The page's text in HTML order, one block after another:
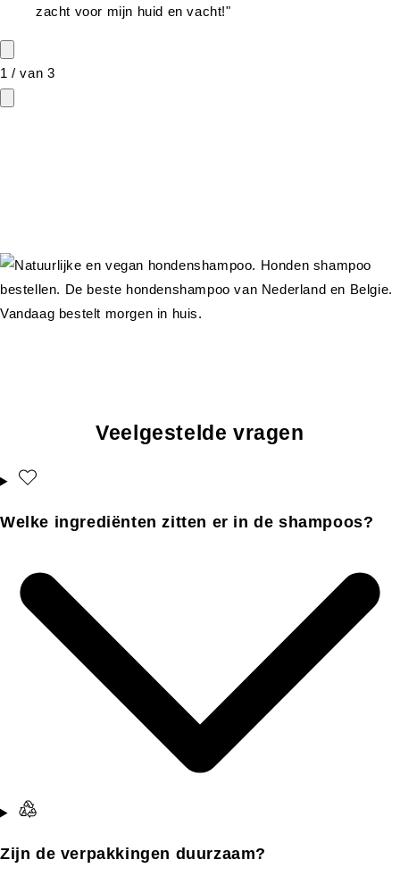
zacht voor mijn huid en vacht!"
1 /van 3
Veelgestelde vragen
Welke ingrediënten zitten er in de shampoos?
Zijn de verpakkingen duurzaam?